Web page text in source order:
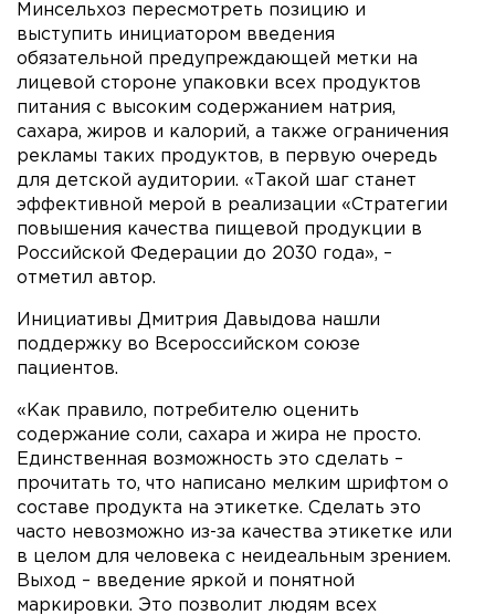
Минсельхоз пересмотреть позицию и
выступить инициатором введения
обязательной предупреждающей метки на
лицевой стороне упаковки всех продуктов
питания с высоким содержанием натрия,
сахара, жиров и калорий, а также ограничения
рекламы таких продуктов, в первую очередь
для детской аудитории. «Такой шаг станет
эффективной мерой в реализации «Стратегии
повышения качества пищевой продукции в
Российской Федерации до 2030 года», –
отметил автор.
Инициативы Дмитрия Давыдова нашли
поддержку во Всероссийском союзе
пациентов.
«Как правило, потребителю оценить
содержание соли, сахара и жира не просто.
Единственная возможность это сделать –
прочитать то, что написано мелким шрифтом о
составе продукта на этикетке. Сделать это
часто невозможно из-за качества этикетке или
в целом для человека с неидеальным зрением.
Выход – введение яркой и понятной
маркировки. Это позволит людям всех